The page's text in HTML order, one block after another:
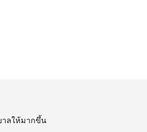
าลให้มากขึ้น